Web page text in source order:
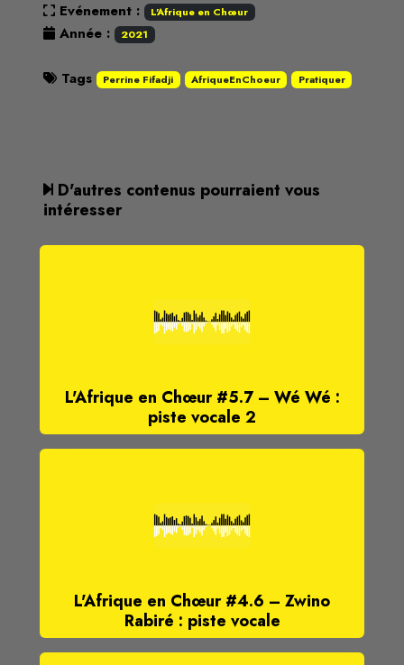
Evénement :
L'Afrique en Chœur
Année : 2021
Tags Perrine Fifadji AfriqueEnChoeur Pratiquer
D'autres contenus pourraient vous
intéresser
L'Afrique en Chœur #5.7 – Wé Wé :
piste vocale 2
L'Afrique en Chœur #4.6 – Zwino
Rabiré : piste vocale